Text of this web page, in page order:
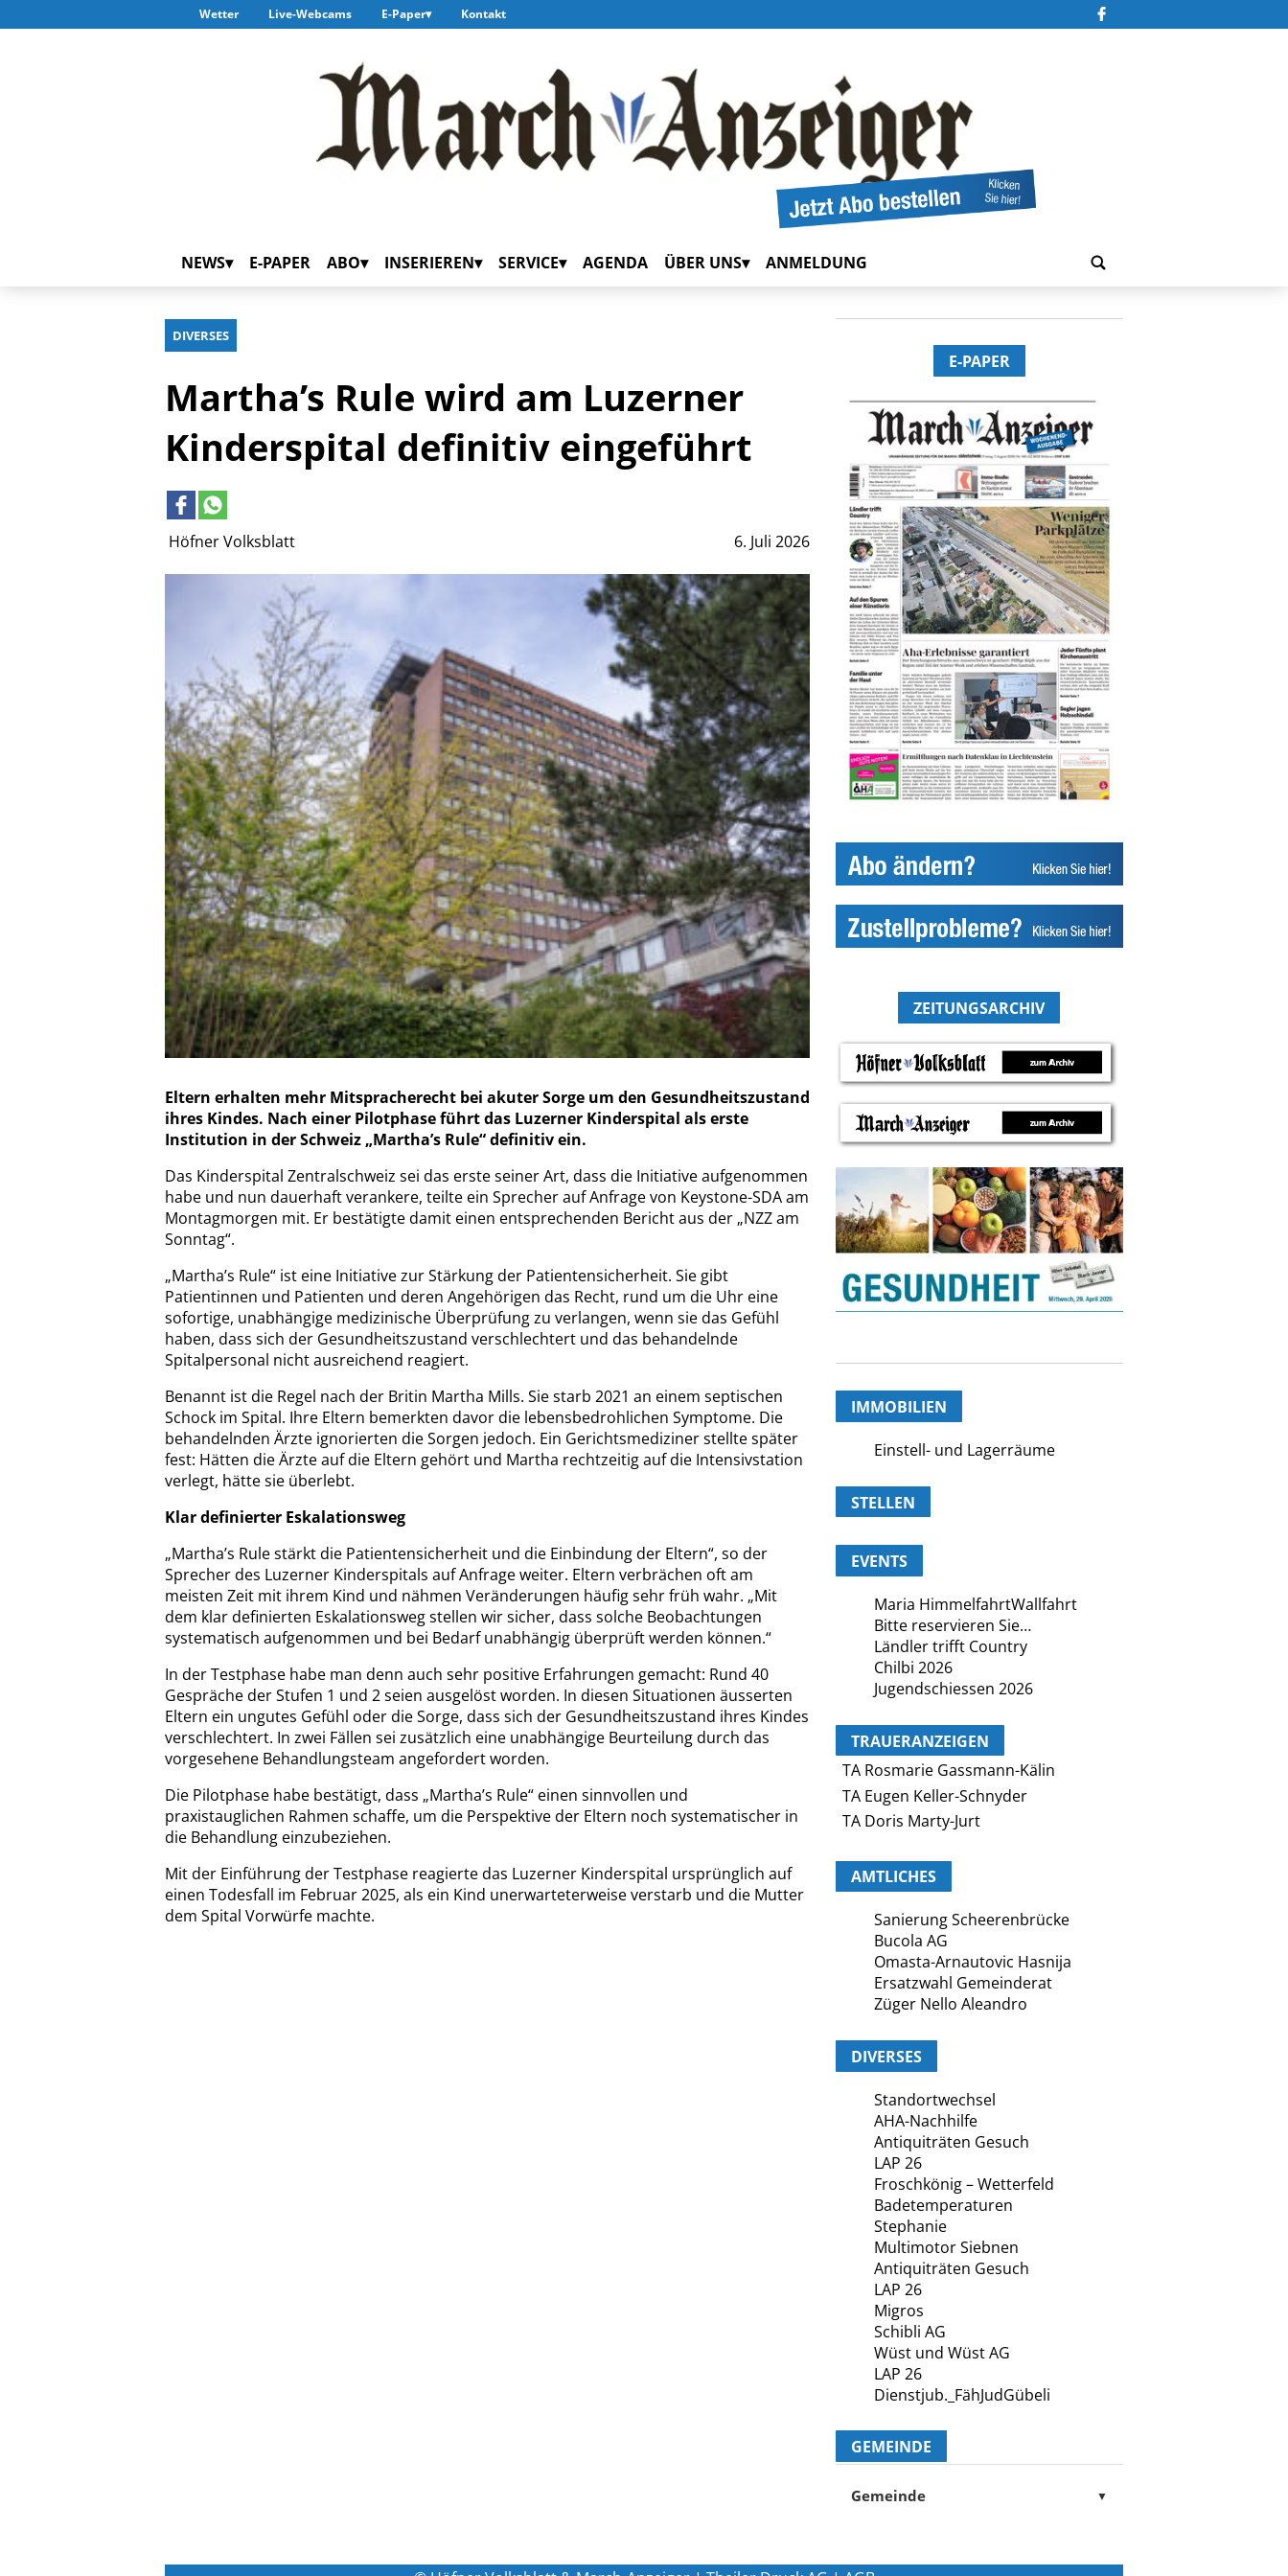
Wetter Live-Webcams E-Paper Kontakt
NEWS E-PAPER ABO INSERIEREN SERVICE AGENDA ÜBER UNS ANMELDUNG
DIVERSES
Höfner Volksblatt 6. Juli 2026
Martha’s Rule wird am Luzerner
Kinderspital definitiv eingeführt
Eltern erhalten mehr Mitspracherecht bei akuter Sorge um den Gesundheitszustand
ihres Kindes. Nach einer Pilotphase führt das Luzerner Kinderspital als erste
Institution in der Schweiz „Martha’s Rule“ definitiv ein.
Das Kinderspital Zentralschweiz sei das erste seiner Art, dass die Initiative aufgenommen
habe und nun dauerhaft verankere, teilte ein Sprecher auf Anfrage von Keystone-SDA am
Montagmorgen mit. Er bestätigte damit einen entsprechenden Bericht aus der „NZZ am
Sonntag“.
„Martha’s Rule“ ist eine Initiative zur Stärkung der Patientensicherheit. Sie gibt
Patientinnen und Patienten und deren Angehörigen das Recht, rund um die Uhr eine
sofortige, unabhängige medizinische Überprüfung zu verlangen, wenn sie das Gefühl
haben, dass sich der Gesundheitszustand verschlechtert und das behandelnde
Spitalpersonal nicht ausreichend reagiert.
Benannt ist die Regel nach der Britin Martha Mills. Sie starb 2021 an einem septischen
Schock im Spital. Ihre Eltern bemerkten davor die lebensbedrohlichen Symptome. Die
behandelnden Ärzte ignorierten die Sorgen jedoch. Ein Gerichtsmediziner stellte später
fest: Hätten die Ärzte auf die Eltern gehört und Martha rechtzeitig auf die Intensivstation
verlegt, hätte sie überlebt.
Klar definierter Eskalationsweg
„Martha’s Rule stärkt die Patientensicherheit und die Einbindung der Eltern“, so der
Sprecher des Luzerner Kinderspitals auf Anfrage weiter. Eltern verbrächen oft am
meisten Zeit mit ihrem Kind und nähmen Veränderungen häufig sehr früh wahr. „Mit
dem klar definierten Eskalationsweg stellen wir sicher, dass solche Beobachtungen
systematisch aufgenommen und bei Bedarf unabhängig überprüft werden können.“
In der Testphase habe man denn auch sehr positive Erfahrungen gemacht: Rund 40
Gespräche der Stufen 1 und 2 seien ausgelöst worden. In diesen Situationen äusserten
Eltern ein ungutes Gefühl oder die Sorge, dass sich der Gesundheitszustand ihres Kindes
verschlechtert. In zwei Fällen sei zusätzlich eine unabhängige Beurteilung durch das
vorgesehene Behandlungsteam angefordert worden.
Die Pilotphase habe bestätigt, dass „Martha’s Rule“ einen sinnvollen und
praxistauglichen Rahmen schaffe, um die Perspektive der Eltern noch systematischer in
die Behandlung einzubeziehen.
Mit der Einführung der Testphase reagierte das Luzerner Kinderspital ursprünglich auf
einen Todesfall im Februar 2025, als ein Kind unerwarteterweise verstarb und die Mutter
dem Spital Vorwürfe machte.
E-PAPER
ZEITUNGSARCHIV
IMMOBILIEN
Einstell- und Lagerräume
STELLEN
EVENTS
Maria HimmelfahrtWallfahrt
Bitte reservieren Sie…
Ländler trifft Country
Chilbi 2026
Jugendschiessen 2026
TRAUERANZEIGEN
TA Rosmarie Gassmann-Kälin
TA Eugen Keller-Schnyder
TA Doris Marty-Jurt
AMTLICHES
Sanierung Scheerenbrücke
Bucola AG
Omasta-Arnautovic Hasnija
Ersatzwahl Gemeinderat
Züger Nello Aleandro
DIVERSES
Standortwechsel
AHA-Nachhilfe
Antiquiträten Gesuch
LAP 26
Froschkönig – Wetterfeld
Badetemperaturen
Stephanie
Multimotor Siebnen
Antiquiträten Gesuch
LAP 26
Migros
Schibli AG
Wüst und Wüst AG
LAP 26
Dienstjub._FähJudGübeli
GEMEINDE
Gemeinde ▼